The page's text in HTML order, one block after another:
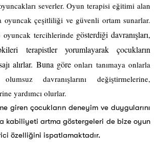
severler. Oyun terapisi eğitimi alan
oyuncak çeşitliliği ve güvenli ortam sunarlar.
oyuncak tercihlerinde gösterdiği davranışları,
terapistler yorumlayarak çocukların
alırlar. Buna göreonları tanımaya onlarla
davranışlarını değiştirmelerine,
yardımcı olurlar.
giren çocukların deneyim ve duygularını
kabiliyeti artma göstergeleri de bize oyun
özelliğini ispatlamaktadır.